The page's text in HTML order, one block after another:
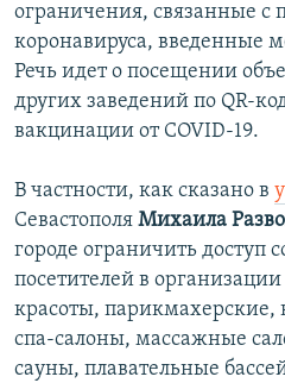
ограничения, связанные с
коронавируса, введенные
Речь идет о посещении
других заведений по QR-
вакцинации от COVID-19.
В частности, как сказано в
Севастополя Михаила
городе ограничить доступ
посетителей в
красоты, парикмахерские,
спа-салоны, массажные
сауны, плавательные